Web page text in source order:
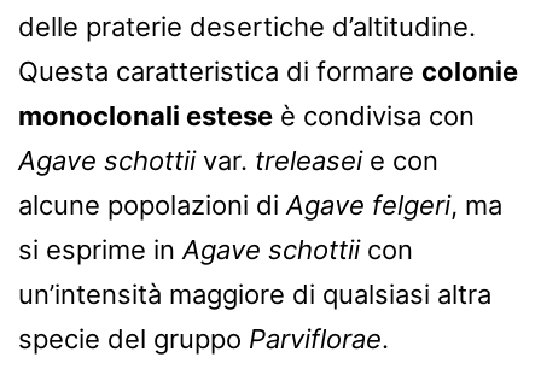
delle praterie desertiche d’altitudine.
Questa caratteristica di formare colonie
monoclonali estese è condivisa con
Agave schottiivar. treleaseie con
alcune popolazioni di Agave felgeri, ma
si esprime in Agave schottiicon
un’intensità maggiore di qualsiasi altra
specie del gruppo Parviflorae.